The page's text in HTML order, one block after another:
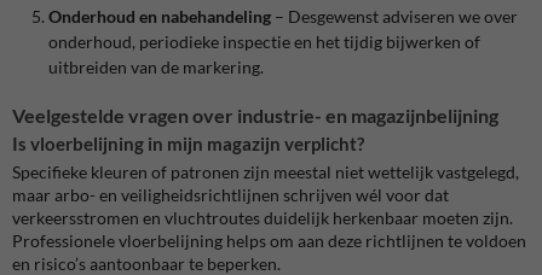
Onderhoud en nabehandeling – Desgewenst adviseren we over
onderhoud, periodieke inspectie en het tijdig bijwerken of
uitbreiden van de markering.
Veelgestelde vragen over industrie- en magazijnbelijning
Is vloerbelijning in mijn magazijn verplicht?
Specifieke kleuren of patronen zijn meestal niet wettelijk vastgelegd,
maar arbo- en veiligheidsrichtlijnen schrijven wél voor dat
verkeersstromen en vluchtroutes duidelijk herkenbaar moeten zijn.
Professionele vloerbelijning helps om aan deze richtlijnen te voldoen
en risico’s aantoonbaar te beperken.